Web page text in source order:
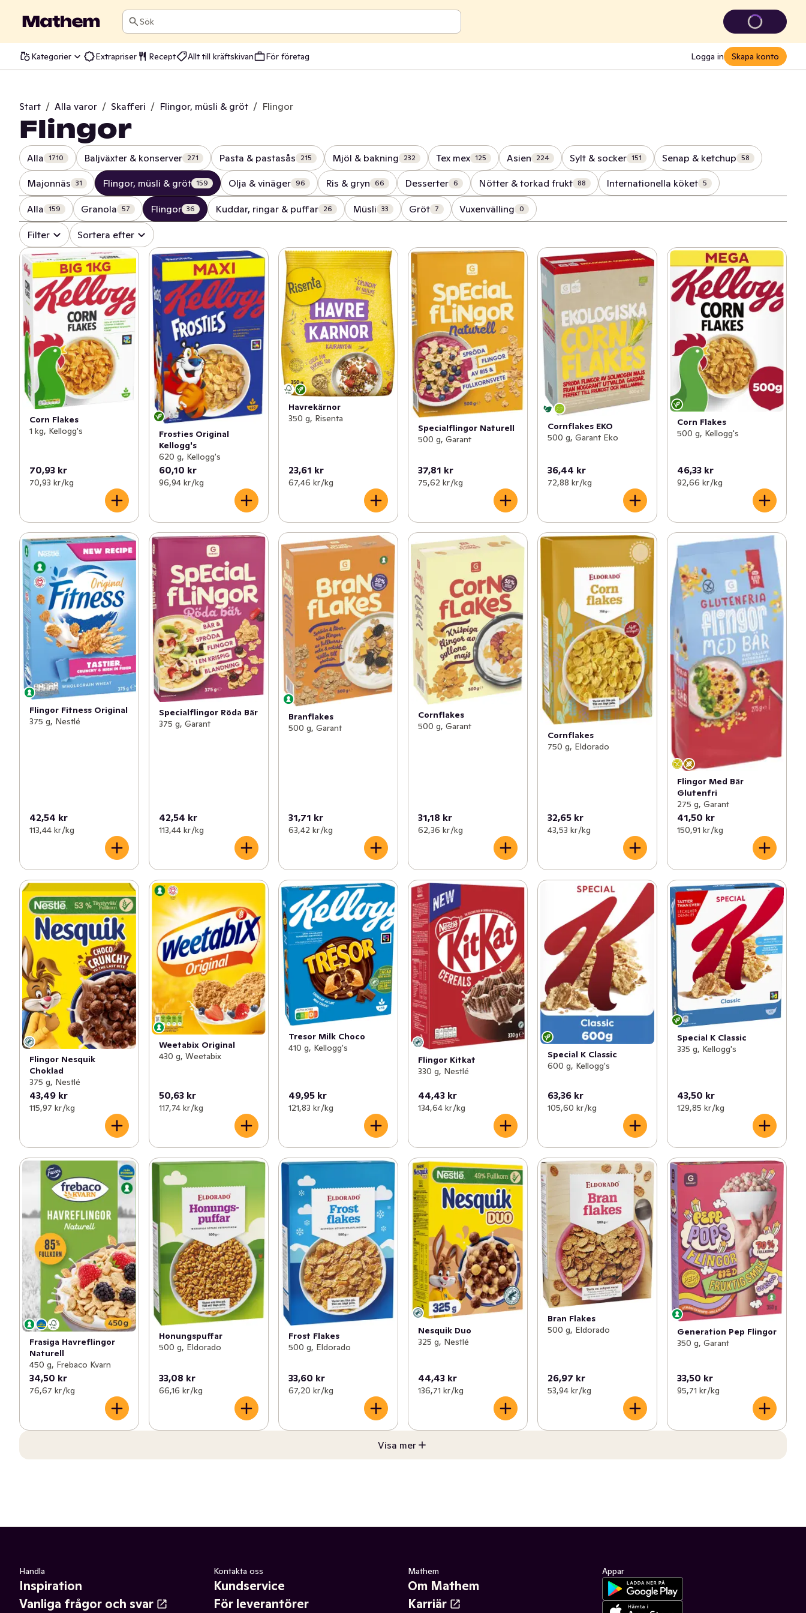
Sök
Kategorier Extrapriser Recept Allt till kräftskivan För företag Logga in Skapa konto
Start / Alla varor / Skafferi / Flingor, müsli & gröt / Flingor
Flingor
Alla 1710 Baljväxter & konserver 271 Pasta & pastasås 215 Mjöl & bakning 232 Tex mex 125 Asien 224 Sylt & socker 151 Senap & ketchup 58
Majonnäs 31 Flingor, müsli & gröt 159 Olja & vinäger 96 Ris & gryn 66 Desserter 6 Nötter & torkad frukt 88 Internationella köket 5
Alla 159 Granola 57 Flingor 36 Kuddar, ringar & puffar 26 Müsli 33 Gröt 7 Vuxenvälling 0
Filter Sortera efter
Corn Flakes
1 kg, Kellogg's
70,93 kr
70,93 kr /kg
Frosties Original
Kellogg's
620 g, Kellogg's
60,10 kr
96,94 kr /kg
Havrekärnor
350 g, Risenta
23,61 kr
67,46 kr /kg
Specialflingor Naturell
500 g, Garant
37,81 kr
75,62 kr /kg
Cornflakes EKO
500 g, Garant Eko
36,44 kr
72,88 kr /kg
Corn Flakes
500 g, Kellogg's
46,33 kr
92,66 kr /kg
Flingor Fitness Original
375 g, Nestlé
42,54 kr
113,44 kr /kg
Specialflingor Röda Bär
375 g, Garant
42,54 kr
113,44 kr /kg
Branflakes
500 g, Garant
31,71 kr
63,42 kr /kg
Cornflakes
500 g, Garant
31,18 kr
62,36 kr /kg
Cornflakes
750 g, Eldorado
32,65 kr
43,53 kr /kg
Flingor Med Bär
Glutenfri
275 g, Garant
41,50 kr
150,91 kr /kg
Flingor Nesquik
Choklad
375 g, Nestlé
43,49 kr
115,97 kr /kg
Weetabix Original
430 g, Weetabix
50,63 kr
117,74 kr /kg
Tresor Milk Choco
410 g, Kellogg's
49,95 kr
121,83 kr /kg
Flingor Kitkat
330 g, Nestlé
44,43 kr
134,64 kr /kg
Special K Classic
600 g, Kellogg's
63,36 kr
105,60 kr /kg
Special K Classic
335 g, Kellogg's
43,50 kr
129,85 kr /kg
Frasiga Havreflingor
Naturell
450 g, Frebaco Kvarn
34,50 kr
76,67 kr /kg
Honungspuffar
500 g, Eldorado
33,08 kr
66,16 kr /kg
Frost Flakes
500 g, Eldorado
33,60 kr
67,20 kr /kg
Nesquik Duo
325 g, Nestlé
44,43 kr
136,71 kr /kg
Bran Flakes
500 g, Eldorado
26,97 kr
53,94 kr /kg
Generation Pep Flingor
350 g, Garant
33,50 kr
95,71 kr /kg
Visa mer
Handla
Inspiration
Vanliga frågor och svar
Kontakta oss
Kundservice
För leverantörer
Mathem
Om Mathem
Karriär
Appar